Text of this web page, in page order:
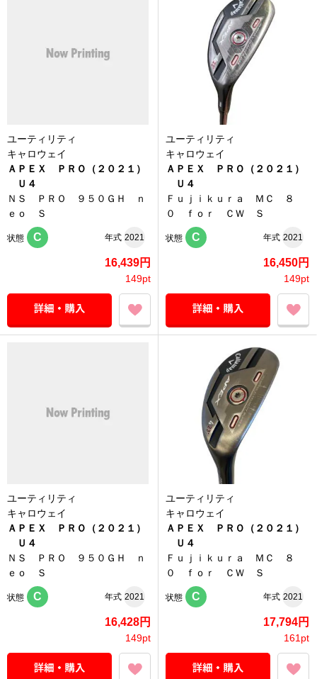
ユーティリティ
キャロウェイ
ＡＰＥＸ ＰＲＯ（２０２１）
Ｕ４
ＮＳ ＰＲＯ ９５０ＧＨ ｎ
ｅｏ Ｓ
状態 C 年式 2021
16,439円
149pt
ユーティリティ
キャロウェイ
ＡＰＥＸ ＰＲＯ（２０２１）
Ｕ４
Ｆｕｊｉｋｕｒａ ＭＣ ８
０ ｆｏｒ ＣＷ Ｓ
状態 C 年式 2021
16,450円
149pt
ユーティリティ
キャロウェイ
ＡＰＥＸ ＰＲＯ（２０２１）
Ｕ４
ＮＳ ＰＲＯ ９５０ＧＨ ｎ
ｅｏ Ｓ
状態 C 年式 2021
16,428円
149pt
ユーティリティ
キャロウェイ
ＡＰＥＸ ＰＲＯ（２０２１）
Ｕ４
Ｆｕｊｉｋｕｒａ ＭＣ ８
０ ｆｏｒ ＣＷ Ｓ
状態 C 年式 2021
17,794円
161pt